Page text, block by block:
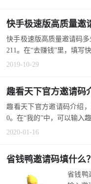
快手极速版高质量邀请码
211。在“去赚钱”里，填写
2019-10-29
趣看天下官方邀请码介绍
0。在“我的”中，可以输入
2020-01-16
省钱鸭邀请码填什么
省钱鸭